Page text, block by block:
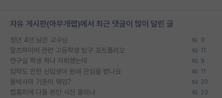
자유 게시판(아무개랩)에서 최근 댓글이 많이 달린 글
정년 4년 남은 교수님 9
알츠하이머 관련 고등학생 탐구 포트폴리오 11
연구실 학생 하나 자퇴했는데 9
입학도 안한 신입생이 원래 관심을 받나요 11
물박사의 기준이 뭐임? 20
랩홈피에 다들 본인 사진 올리냐 23